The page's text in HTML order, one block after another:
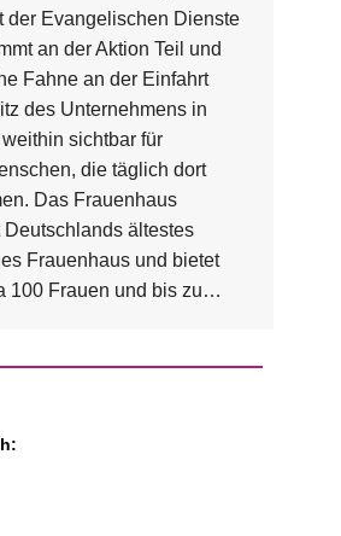
der Evangelischen Dienste
an der Aktion Teil und
Fahne an der Einfahrt
des Unternehmens in
sichtbar für
die täglich dort
Das Frauenhaus
Deutschlands ältestes
Frauenhaus und bietet
100 Frauen und bis zu…